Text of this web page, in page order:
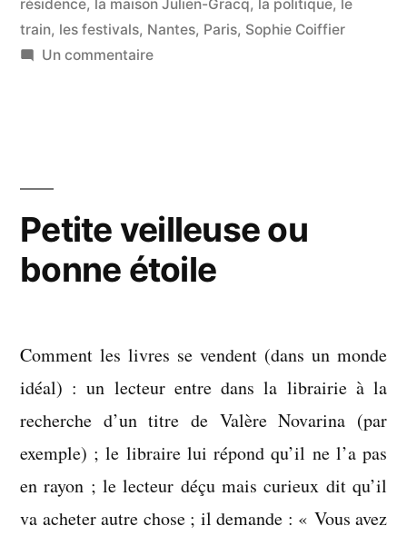
marche »
résidence, la maison Julien-Gracq, la politique, le
train, les festivals, Nantes, Paris, Sophie Coiffier
Un commentairesur
Petite veilleuse ou
bonne étoile
Comment les livres se vendent (dans un monde
idéal) : un lecteur entre dans la librairie à la
recherche d’un titre de Valère Novarina (par
exemple) ; le libraire lui répond qu’il ne l’a pas
en rayon ; le lecteur déçu mais curieux dit qu’il
va acheter autre chose ; il demande : « Vous avez